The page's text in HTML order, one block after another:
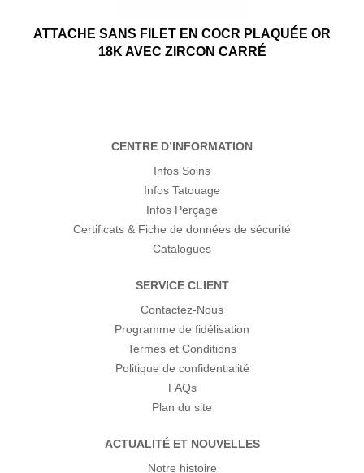
ATTACHE SANS FILET EN COCR PLAQUÉE OR
18K AVEC ZIRCON CARRÉ
CENTRE D’INFORMATION
Infos Soins
Infos Tatouage
Infos Perçage
Certificats & Fiche de données de sécurité
Catalogues
SERVICE CLIENT
Contactez-Nous
Programme de fidélisation
Termes et Conditions
Politique de confidentialité
FAQs
Plan du site
ACTUALITÉ ET NOUVELLES
Notre histoire